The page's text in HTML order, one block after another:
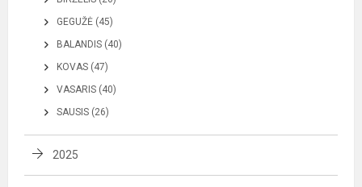
GEGUŽĖ (45)
BALANDIS (40)
KOVAS (47)
VASARIS (40)
SAUSIS (26)
2025